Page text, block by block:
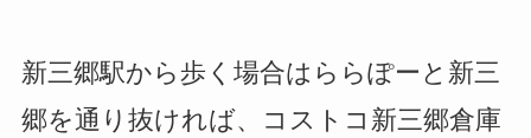
新三郷駅から歩く場合はららぽーと新三
郷を通り抜ければ、コストコ新三郷倉庫